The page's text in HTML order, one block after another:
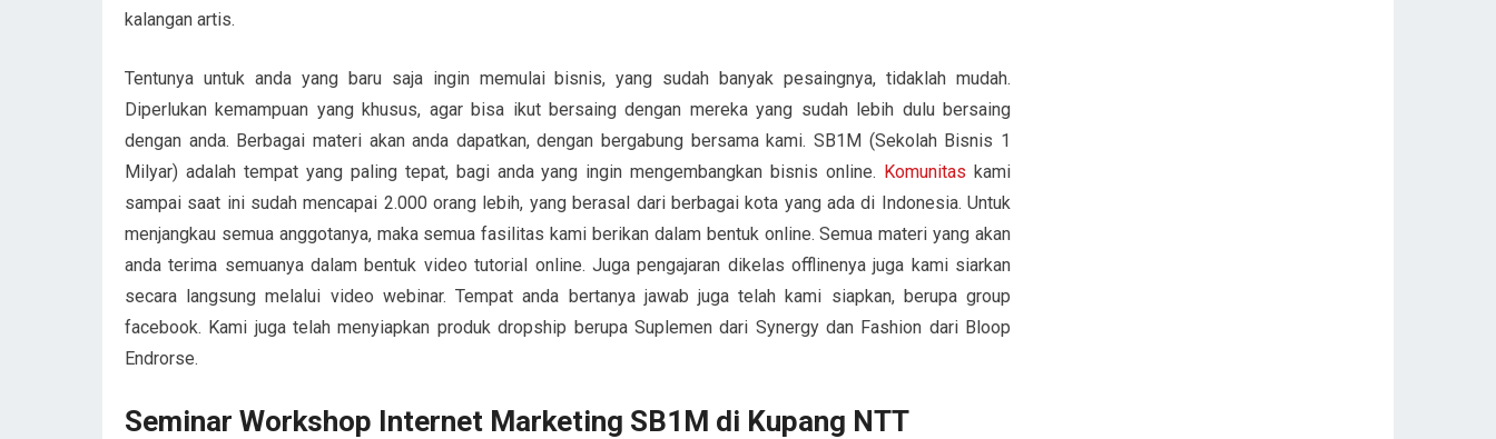
kalangan artis.
Tentunya untuk anda yang baru saja ingin memulai bisnis, yang sudah banyak pesaingnya, tidaklah mudah.
Diperlukan kemampuan yang khusus, agar bisa ikut bersaing dengan mereka yang sudah lebih dulu bersaing
dengan anda. Berbagai materi akan anda dapatkan, dengan bergabung bersama kami. SB1M (Sekolah Bisnis 1
Milyar) adalah tempat yang paling tepat, bagi anda yang ingin mengembangkan bisnis online. Komunitas kami
sampai saat ini sudah mencapai 2.000 orang lebih, yang berasal dari berbagai kota yang ada di Indonesia. Untuk
menjangkau semua anggotanya, maka semua fasilitas kami berikan dalam bentuk online. Semua materi yang akan
anda terima semuanya dalam bentuk video tutorial online. Juga pengajaran dikelas offlinenya juga kami siarkan
secara langsung melalui video webinar. Tempat anda bertanya jawab juga telah kami siapkan, berupa group
facebook. Kami juga telah menyiapkan produk dropship berupa Suplemen dari Synergy dan Fashion dari Bloop
Endrorse.
Seminar Workshop Internet Marketing SB1M di Kupang NTT